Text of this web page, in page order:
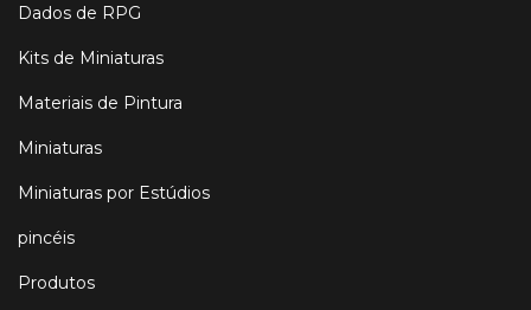
Dados de RPG
Kits de Miniaturas
Materiais de Pintura
Miniaturas
Miniaturas por Estúdios
pincéis
Produtos